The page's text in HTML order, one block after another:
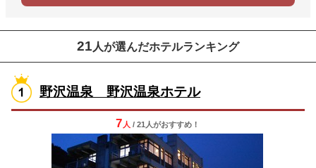
21 人が選んだホテルランキング
野沢温泉 野沢温泉ホテル
7 人 / 21人がおすすめ！